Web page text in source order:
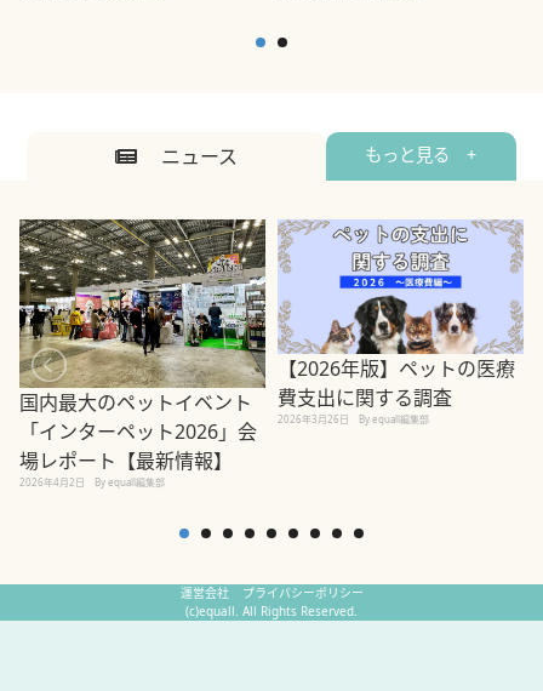
ニュース もっと見る +
国内最大のペットイベント
「インターペット2026」会
場レポート【最新情報】
2026年4月2日 By equall編集部
【2026年版】ペットの医療
費支出に関する調査
2026年3月26日 By equall編集部
運営会社
プライバシーポリシー
(c)equall. All Rights Reserved.